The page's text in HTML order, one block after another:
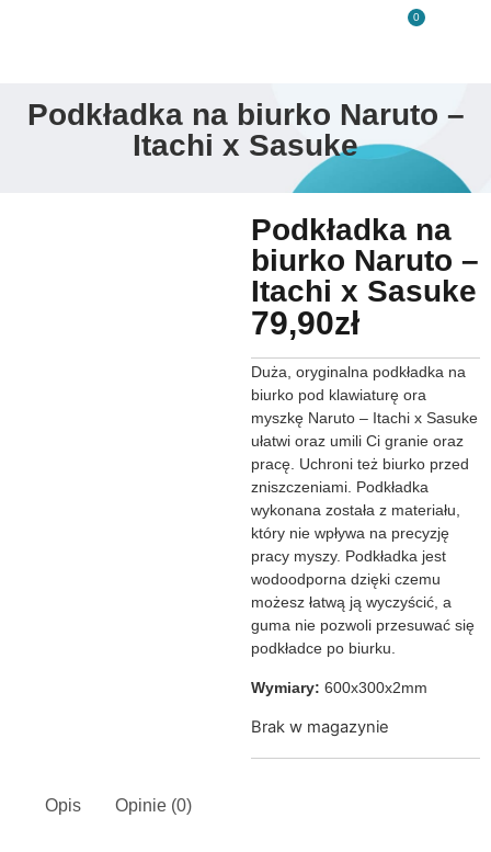
0
Podkładka na biurko Naruto –
Itachi x Sasuke
Podkładka na
biurko Naruto –
Itachi x Sasuke
79,90zł
Duża, oryginalna podkładka na
biurko pod klawiaturę ora
myszkę Naruto – Itachi x Sasuke
ułatwi oraz umili Ci granie oraz
pracę. Uchroni też biurko przed
zniszczeniami. Podkładka
wykonana została z materiału,
który nie wpływa na precyzję
pracy myszy. Podkładka jest
wodoodporna dzięki czemu
możesz łatwą ją wyczyścić, a
guma nie pozwoli przesuwać się
podkładce po biurku.
Wymiary: 600x300x2mm
Brak w magazynie
Opis Opinie (0)